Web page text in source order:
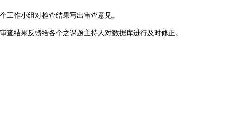
工作小组对检查结果写出审查意见。
结果反馈给各个之课题主持人对数据库进行及时修正。